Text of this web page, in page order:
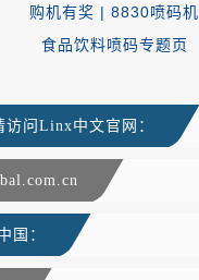
购机有奖 | 8830喷码机
食品饮料喷码专题页
访问Linx中文官网：
国：